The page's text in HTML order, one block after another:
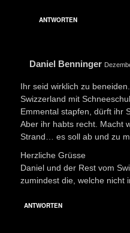
ANTWORTEN
Daniel Benninger
Ihr seid wirklich zu
Swizzerland mit
Emmental stapfen, dürft ihr
Aber ihr habts recht. Macht
Strand… es soll ab und zu
Herzliche Grüsse
Daniel und der Rest vom
zumindest die, welche nicht
ANTWORTEN